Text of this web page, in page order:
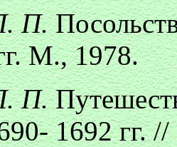
П.
М., 1978.
П.
1692 гг.